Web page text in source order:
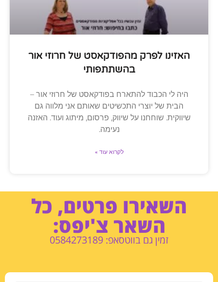
האזינו לפרק מהפודקאסט של חרוזי אור
בהשתתפותי
היה לי הכבוד להתארח בפודקאסט של חרוזי אור –
הבית של יוצרי התכשיטים שאותם אני מלווה גם
שיווקית. שוחחנו על שיווק, פרסום, מיתוג ועוד. האזנה
נעימה.
לקרוא עוד »
השאירו פרטים, כל
השאר צ'יפס:
זמין גם בווטסאפ: 0584273189